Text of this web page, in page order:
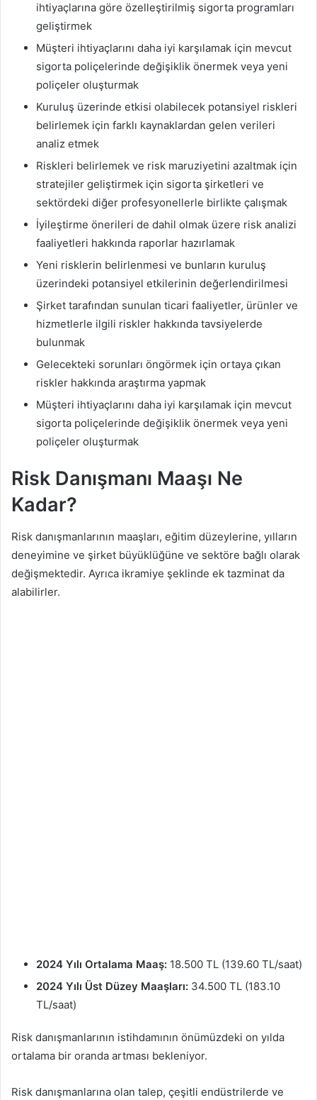
ihtiyaçlarına göre özelleştirilmiş sigorta programları
geliştirmek
Müşteri ihtiyaçlarını daha iyi karşılamak için mevcut
sigorta poliçelerinde değişiklik önermek veya yeni
poliçeler oluşturmak
Kuruluş üzerinde etkisi olabilecek potansiyel riskleri
belirlemek için farklı kaynaklardan gelen verileri
analiz etmek
Riskleri belirlemek ve risk maruziyetini azaltmak için
stratejiler geliştirmek için sigorta şirketleri ve
sektördeki diğer profesyonellerle birlikte çalışmak
İyileştirme önerileri de dahil olmak üzere risk analizi
faaliyetleri hakkında raporlar hazırlamak
Yeni risklerin belirlenmesi ve bunların kuruluş
üzerindeki potansiyel etkilerinin değerlendirilmesi
Şirket tarafından sunulan ticari faaliyetler, ürünler ve
hizmetlerle ilgili riskler hakkında tavsiyelerde
bulunmak
Gelecekteki sorunları öngörmek için ortaya çıkan
riskler hakkında araştırma yapmak
Müşteri ihtiyaçlarını daha iyi karşılamak için mevcut
sigorta poliçelerinde değişiklik önermek veya yeni
poliçeler oluşturmak
Risk Danışmanı Maaşı Ne
Kadar?
Risk danışmanlarının maaşları, eğitim düzeylerine, yılların
deneyimine ve şirket büyüklüğüne ve sektöre bağlı olarak
değişmektedir. Ayrıca ikramiye şeklinde ek tazminat da
alabilirler.
2024 Yılı Ortalama Maaş: 18.500 TL (139.60 TL/saat)
2024 Yılı Üst Düzey Maaşları: 34.500 TL (183.10
TL/saat)
Risk danışmanlarının istihdamının önümüzdeki on yılda
ortalama bir oranda artması bekleniyor.
Risk danışmanlarına olan talep, çeşitli endüstrilerde ve